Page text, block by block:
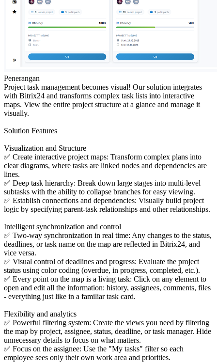
Penerangan
Project task management becomes visual! Our solution integrates
with Bitrix24 and transforms complex task lists into interactive
maps. View the entire project structure at a glance and manage it
visually.
Solution Features
Visualization and Structure
✅ Create interactive project maps: Transform complex plans into
clear diagrams, where tasks are linked nodes and dependencies are
lines.
✅ Deep task hierarchy: Break down large stages into multi-level
subtasks with the ability to collapse branches for easy viewing.
✅ Establish connections and dependencies: Visually build project
logic by specifying parent-task relationships and other relationships.
Intelligent synchronization and control
✅ Two-way synchronization in real time: Any changes to the status,
deadlines, or task name on the map are reflected in Bitrix24, and
vice versa.
✅ Visual control of deadlines and progress: Evaluate the project
status using color coding (overdue, in progress, completed, etc.).
✅ Every point on the map is a living task: Click on any element to
open and edit all the information: history, assignees, comments, files
- everything just like in a familiar task card.
Flexibility and analytics
✅ Powerful filtering system: Create the views you need by filtering
the map by project, assignee, status, deadline, or task manager. Hide
unnecessary details to focus on what matters.
✅ Focus on the assignee: Use the "My tasks" filter so each
employee sees only their own work area and priorities.